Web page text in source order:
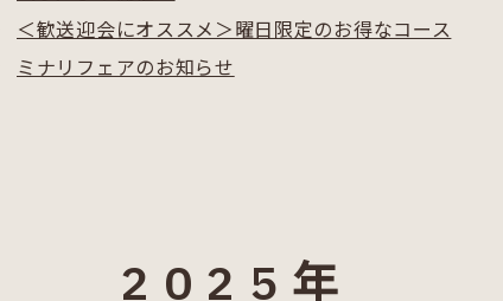
＜歓送迎会にオススメ＞曜日限定のお得なコース
ミナリフェアのお知らせ
2025年